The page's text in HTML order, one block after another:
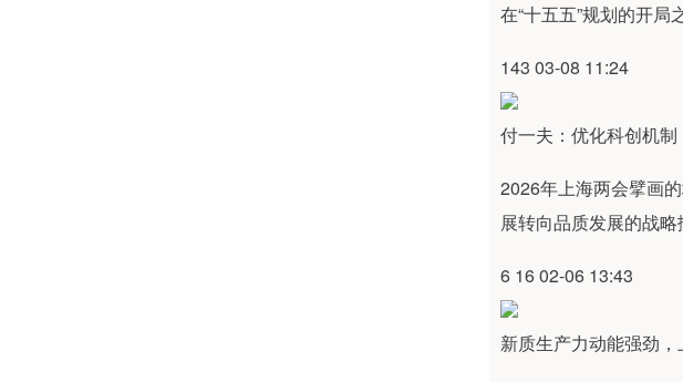
在“十五五”规划的开局
143 03-08 11:24
付一夫：优化科创机
2026年上海两会擘画
展转向品质发展的战略
6 16 02-06 13:43
新质生产力动能强劲